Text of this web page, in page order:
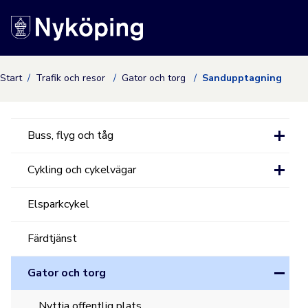
Nyköpings
Start Trafik och resor Gator och torg Sandupptagning
Buss, flyg och tåg
Cykling och cykelvägar
Elsparkcykel
Färdtjänst
Gator och torg